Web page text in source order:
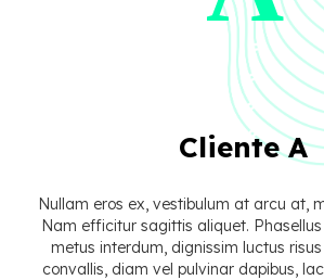
Cliente A
Nullam eros ex, vestibulum at arcu at,
Nam efficitur sagittis aliquet.
metus interdum, dignissim luctus
convallis, diam vel pulvinar dapibus,